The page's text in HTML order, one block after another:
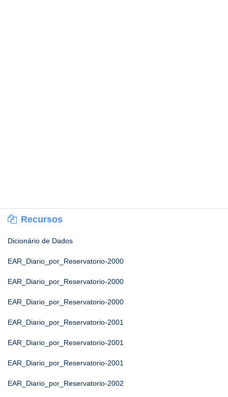
Recursos
Dicionário de Dados
EAR_Diario_por_Reservatorio-2000
EAR_Diario_por_Reservatorio-2000
EAR_Diario_por_Reservatorio-2000
EAR_Diario_por_Reservatorio-2001
EAR_Diario_por_Reservatorio-2001
EAR_Diario_por_Reservatorio-2001
EAR_Diario_por_Reservatorio-2002